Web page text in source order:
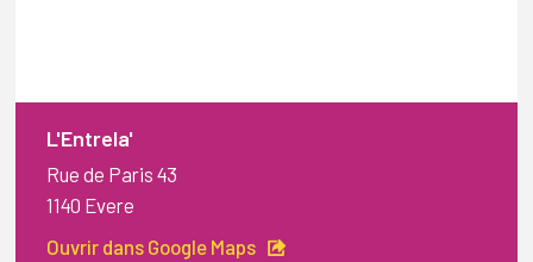
L'Entrela'
Rue de Paris 43
1140 Evere
Ouvrir dans Google Maps